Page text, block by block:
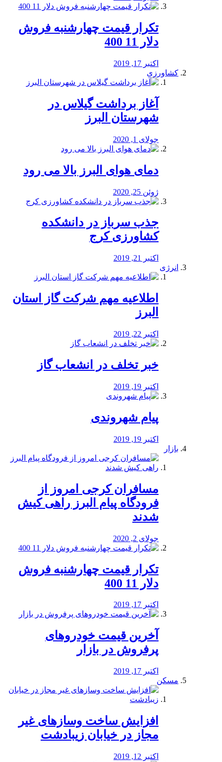
تکرار قیمت چهارشنبه فروش
دلار 11 400
اکتبر 17, 2019
کشاورزی
آغاز برداشت گیلاس در
شهرستان البرز
جولای 1, 2020
دمای هوای البرز بالا می رود
ژوئن 25, 2020
جذب سرباز در دانشکده
کشاورزی کرج
اکتبر 21, 2019
انرژی
️اطلاعیه مهم شرکت گاز استان
البرز
اکتبر 22, 2019
خبر تخلف در انشعاب گاز
اکتبر 19, 2019
پیام شهروندی
اکتبر 19, 2019
بازار
مسافران کرجی امروز از
فرودگاه پیام البرز راهی کیش
شدند
جولای 2, 2020
تکرار قیمت چهارشنبه فروش
دلار 11 400
اکتبر 17, 2019
آخرین قیمت خودرو‌های
پرفروش در بازار
اکتبر 17, 2019
مسکن
افزایش ساخت وسازهای غیر
مجاز در خیابان زیبادشت
اکتبر 12, 2019